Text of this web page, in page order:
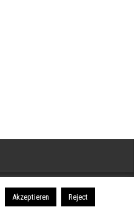
Akzeptieren Reject